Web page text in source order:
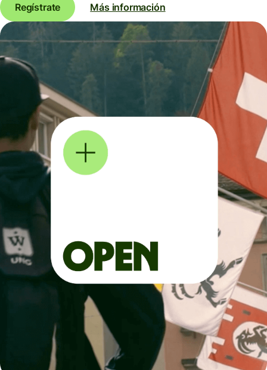
Regístrate Más información